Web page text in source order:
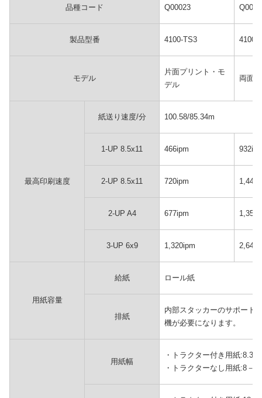
品種コード Q00023
製品型番 4100-TS3 4100-
モデル
片面プリント・モ
デル
両面
最高印刷速度
紙送り速度/分 100.58/85.34m
1-UP 8.5x11 466ipm
2-UP 8.5x11 720ipm
2-UP A4 677ipm
3-UP 6x9 1,320ipm
用紙容量
給紙 ロール紙
排紙
内部スタッカーのサポート
機が必要になります。
用紙幅
・トラクター付き用紙:8.3
・トラクターなし用紙:8－